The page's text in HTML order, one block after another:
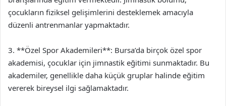
çocukların fiziksel gelişimlerini desteklemek amacıyla
düzenli antrenmanlar yapmaktadır.
3. **Özel Spor Akademileri**: Bursa’da birçok özel spor
akademisi, çocuklar için jimnastik eğitimi sunmaktadır. Bu
akademiler, genellikle daha küçük gruplar halinde eğitim
vererek bireysel ilgi sağlamaktadır.